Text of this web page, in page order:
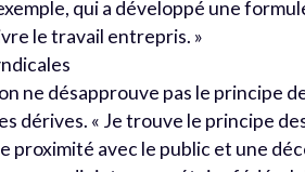
qui a développé une
le travail entrepris. »
ne désapprouve pas le principe
dérives. « Je trouve le principe
proximité avec le public et une